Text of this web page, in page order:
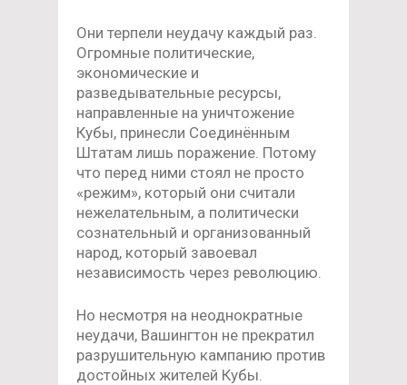
Они терпели неудачу каждый раз.
Огромные политические,
экономические и
разведывательные ресурсы,
направленные на уничтожение
Кубы, принесли Соединённым
Штатам лишь поражение. Потому
что перед ними стоял не просто
«режим», который они считали
нежелательным, а политически
сознательный и организованный
народ, который завоевал
независимость через революцию.
Но несмотря на неоднократные
неудачи, Вашингтон не прекратил
разрушительную кампанию против
достойных жителей Кубы.